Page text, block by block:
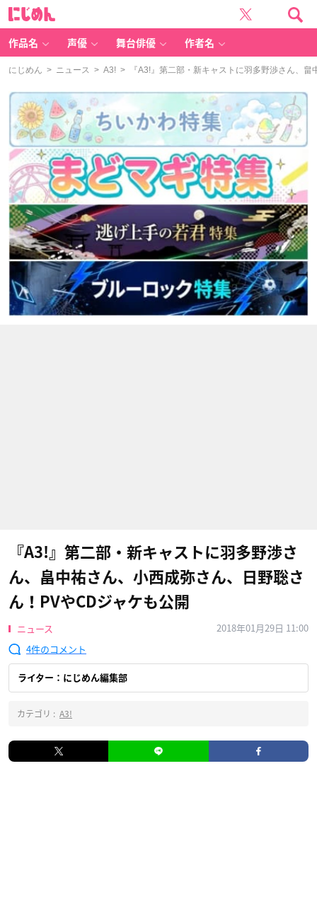
作品名 声優 舞台俳優 作者名
にじめん > ニュース > A3! > 『A3!』第二部・新キャストに羽多野渉さん、
『A3!』第二部・新キャストに羽多野渉さ
ん、畠中祐さん、小西成弥さん、日野聡さ
ん！PVやCDジャケも公開
ニュース
2018年01月29日 11:00
4
ライター：にじめん編集部
カテゴリ : A3!